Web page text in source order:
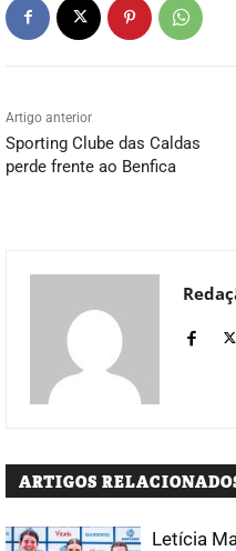
Artigo anterior
Sporting Clube das Caldas
perde frente ao Benfica
ARTIGOS
Letícia